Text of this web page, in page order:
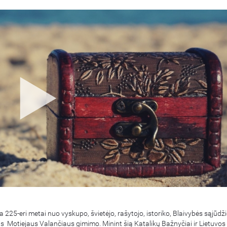
225-eri metai nuo vyskupo, švietėjo, rašytojo, istoriko, Blaivybės
Motiejaus Valančiaus gimimo. Minint šią Katalikų Bažnyčiai ir Lietuvos